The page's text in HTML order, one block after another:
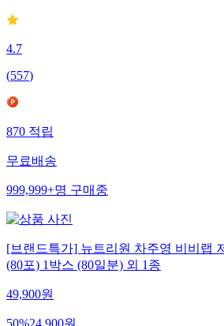
4.7
(557)
870 적립
무료배송
999,999+명 구매중
[브랜드특가] 뉴트리원 차주영 비비랩
(80포) 1박스 (80일분) 외 1종
49,900원
50%24,900원